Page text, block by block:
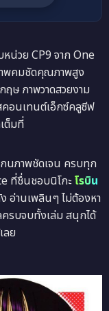
หน่วย CP9 จาก One
พคมชัดคุณภาพสูง
ฤษ ภาพวาดสวยงาม
อนเทนต์เอ็กซ์คลูซีฟ
ต็มที่
นภาพชัดเจน ครบทุก
ที่ชื่นชอบนิโกะโรบิน
อ่านเพลินๆ ไม่ต้องหา
รบจบทั้งเล่ม สนุกได้
ลย